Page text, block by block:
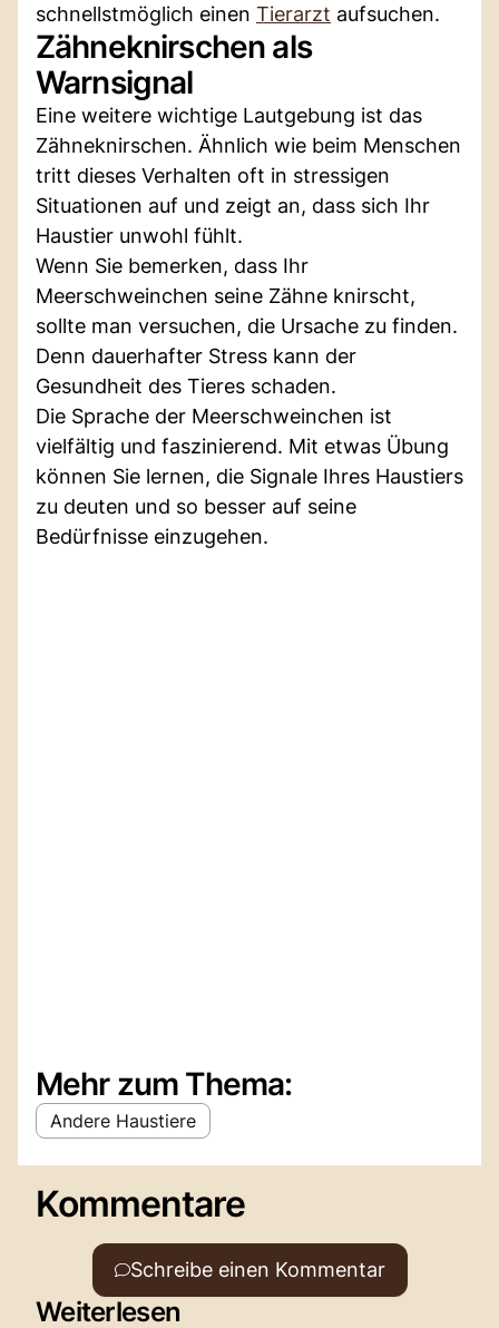
schnellstmöglich einen Tierarzt aufsuchen.
Zähneknirschen als
Warnsignal
Eine weitere wichtige Lautgebung ist das
Zähneknirschen. Ähnlich wie beim Menschen
tritt dieses Verhalten oft in stressigen
Situationen auf und zeigt an, dass sich Ihr
Haustier unwohl fühlt.
Wenn Sie bemerken, dass Ihr
Meerschweinchen seine Zähne knirscht,
sollte man versuchen, die Ursache zu finden.
Denn dauerhafter Stress kann der
Gesundheit des Tieres schaden.
Die Sprache der Meerschweinchen ist
vielfältig und faszinierend. Mit etwas Übung
können Sie lernen, die Signale Ihres Haustiers
zu deuten und so besser auf seine
Bedürfnisse einzugehen.
Mehr zum Thema:
Andere Haustiere
Kommentare
Schreibe einen Kommentar
Weiterlesen